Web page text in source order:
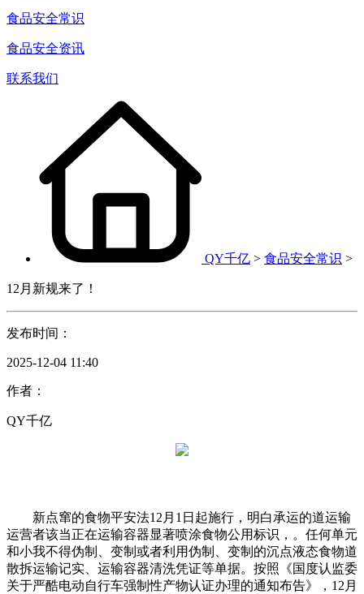
食品安全常识
食品安全资讯
联系我们
QY千亿 > 食品安全常识 >
12月新规来了！
发布时间：
2025-12-04 11:40
作者：
QY千亿
新点窜的食物平安法12月1日起施行，明白承运的道运输
运营者该当正在运输容器显著喷涂食物公用标识，。任何单元
和小我不得伪制、变制或者利用伪制、变制的沉点液态食物道
散拆运输记实、运输容器清洗凭证等单据。按照《国度认监委
关于严酷电动自行车强制性产物认证办理的通知布告》，12月